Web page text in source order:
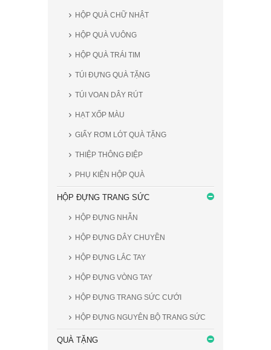
HỘP QUÀ CHỮ NHẬT
HỘP QUÀ VUÔNG
HỘP QUÀ TRÁI TIM
TÚI ĐỰNG QUÀ TẶNG
TÚI VOAN DÂY RÚT
HẠT XỐP MÀU
GIẤY RƠM LÓT QUÀ TẶNG
THIỆP THÔNG ĐIỆP
PHỤ KIỆN HỘP QUÀ
HỘP ĐỰNG TRANG SỨC
HỘP ĐỰNG NHẪN
HỘP ĐỰNG DÂY CHUYỀN
HỘP ĐỰNG LẮC TAY
HỘP ĐỰNG VÒNG TAY
HỘP ĐỰNG TRANG SỨC CƯỚI
HỘP ĐỰNG NGUYÊN BỘ TRANG SỨC
QUÀ TẶNG